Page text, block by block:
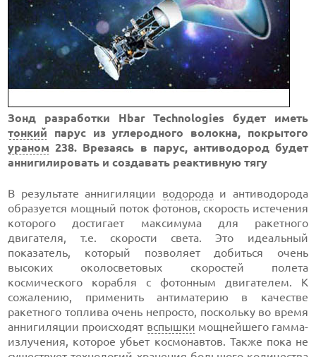
Зонд разработки Hbar Technologies будет иметь
тонкий парус из углеродного волокна, покрытого
ураном 238. Врезаясь в парус, антиводород будет
аннигилировать и создавать реактивную тягу
В результате аннигиляции водородаи антиводорода
образуется мощный поток фотонов, скорость истечения
которого достигает максимума для ракетного
двигателя, т.е. скорости света. Это идеальный
показатель, который позволяет добиться очень
высоких околосветовых скоростей полета
космического корабля с фотонным двигателем. К
сожалению, применить антиматерию в качестве
ракетного топлива очень непросто, поскольку во время
аннигиляции происходят вспышки мощнейшего гамма-
излучения, которое убьет космонавтов. Также пока не